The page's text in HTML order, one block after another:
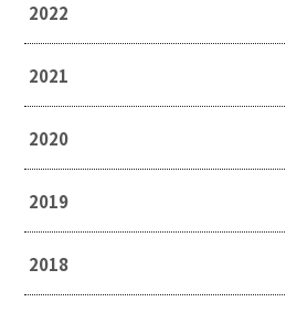
2022
2021
2020
2019
2018